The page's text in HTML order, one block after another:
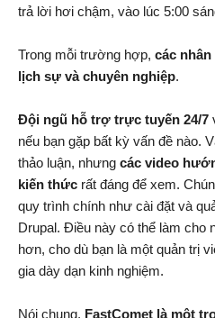
trả lời hơi chậm, vào lúc 5:00
Trong mỗi trường hợp, các
lịch sự và chuyên nghiệp.
Đội ngũ hỗ trợ trực tuyến 24/7
nếu bạn gặp bất kỳ vấn đề nào.
thảo luận, nhưng các video
kiến thức rất đáng để xem.
quy trình chính như cài đặt và
Drupal. Điều này có thể làm cho
hơn, cho dù bạn là một quản trị
gia dày dạn kinh nghiệm.
Nói chung, FastComet là một